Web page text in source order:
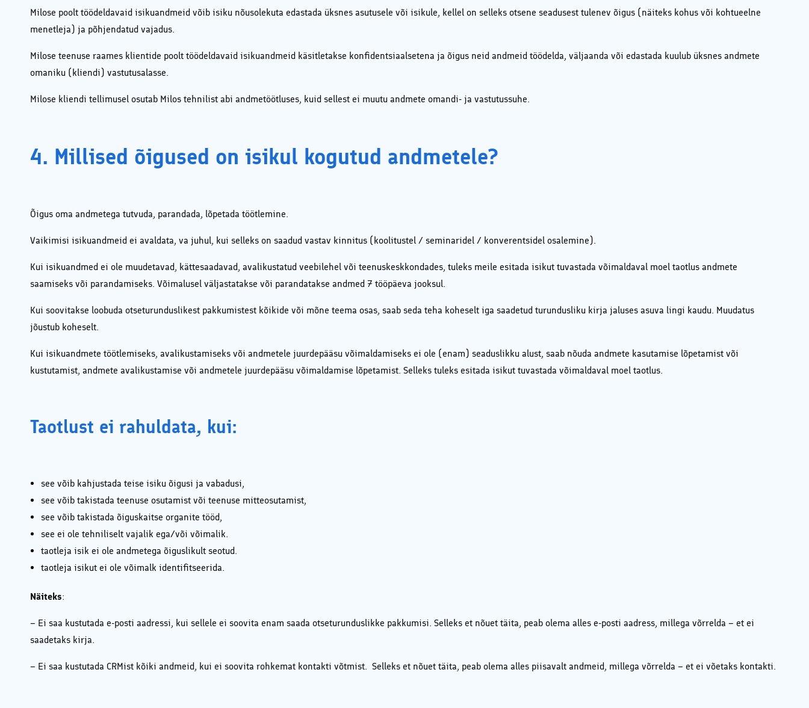
Milose poolt töödeldavaid isikuandmeid võib isiku nõusolekuta edastada üksnes asutusele või isikule, kellel on selleks otsene seadusest tulenev õigus (näiteks kohus või kohtueelne
menetleja) ja põhjendatud vajadus.
Milose teenuse raames klientide poolt töödeldavaid isikuandmeid käsitletakse konfidentsiaalsetena ja õigus neid andmeid töödelda, väljaanda või edastada kuulub üksnes andmete
omaniku (kliendi) vastutusalasse.
Milose kliendi tellimusel osutab Milos tehnilist abi andmetöötluses, kuid sellest ei muutu andmete omandi- ja vastutussuhe.
4. Millised õigused on isikul kogutud andmetele?
Õigus oma andmetega tutvuda, parandada, lõpetada töötlemine.
Vaikimisi isikuandmeid ei avaldata, va juhul, kui selleks on saadud vastav kinnitus (koolitustel / seminaridel / konverentsidel osalemine).
Kui isikuandmed ei ole muudetavad, kättesaadavad, avalikustatud veebilehel või teenuskeskkondades, tuleks meile esitada isikut tuvastada võimaldaval moel taotlus andmete
saamiseks või parandamiseks. Võimalusel väljastatakse või parandatakse andmed 7 tööpäeva jooksul.
Kui soovitakse loobuda otseturunduslikest pakkumistest kõikide või mõne teema osas, saab seda teha koheselt iga saadetud turundusliku kirja jaluses asuva lingi kaudu. Muudatus
jõustub koheselt.
Kui isikuandmete töötlemiseks, avalikustamiseks või andmetele juurdepääsu võimaldamiseks ei ole (enam) seaduslikku alust, saab nõuda andmete kasutamise lõpetamist või
kustutamist, andmete avalikustamise või andmetele juurdepääsu võimaldamise lõpetamist. Selleks tuleks esitada isikut tuvastada võimaldaval moel taotlus.
Taotlust ei rahuldata, kui:
see võib kahjustada teise isiku õigusi ja vabadusi,
see võib takistada teenuse osutamist või teenuse mitteosutamist,
see võib takistada õiguskaitse organite tööd,
see ei ole tehniliselt vajalik ega/või võimalik.
taotleja isik ei ole andmetega õiguslikult seotud.
taotleja isikut ei ole võimalk identifitseerida.
Näiteks:
– Ei saa kustutada e-posti aadressi, kui sellele ei soovita enam saada otseturunduslikke pakkumisi. Selleks et nõuet täita, peab olema alles e-posti aadress, millega võrrelda – et ei
saadetaks kirja.
– Ei saa kustutada CRMist kõiki andmeid, kui ei soovita rohkemat kontakti võtmist. Selleks et nõuet täita, peab olema alles piisavalt andmeid, millega võrrelda – et ei võetaks kontakti.